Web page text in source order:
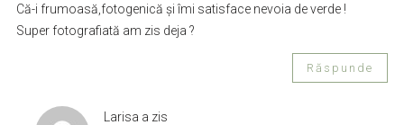
Că-i frumoasă,fotogenică și îmi satisface nevoia de verde !
Super fotografiată am zis deja ?
Răspunde
Larisa a zis